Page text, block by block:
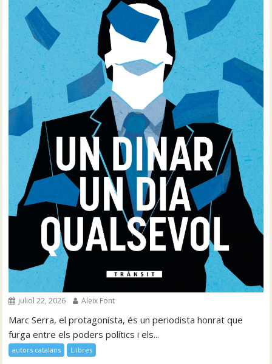
juliol 22, 2026 Aleix Font
Marc Serra, el protagonista, és un periodista honrat que
furga entre els poders polítics i els...
autors catalans Llibres